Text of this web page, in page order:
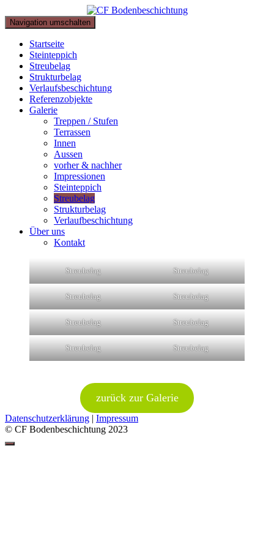
Navigation umschalten
Startseite
Steinteppich
Streubelag
Strukturbelag
Verlaufsbeschichtung
Referenzobjekte
Galerie
Treppen / Stufen
Terrassen
Innen
Aussen
vorher & nachher
Impressionen
Steinteppich
Streubelag
Strukturbelag
Verlaufbeschichtung
Über uns
Kontakt
Streubelag Streubelag
Streubelag Streubelag
Streubelag Streubelag
Streubelag Streubelag
zurück zur Galerie
Datenschutzerklärung | Impressum
© CF Bodenbeschichtung 2023